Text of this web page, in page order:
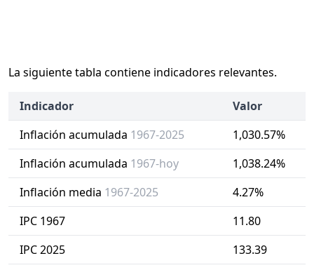
La siguiente tabla contiene indicadores relevantes.
Indicador
Valor
Inflación acumulada 1967-2025
1,030.57%
Inflación acumulada 1967-hoy
1,038.24%
Inflación media 1967-2025
4.27%
IPC 1967
11.80
IPC 2025
133.39